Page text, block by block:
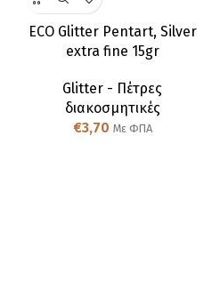
ECO Glitter Pentart, Silver
extra fine 15gr
Glitter - Πέτρες
διακοσμητικές
€3,70 Με ΦΠΑ